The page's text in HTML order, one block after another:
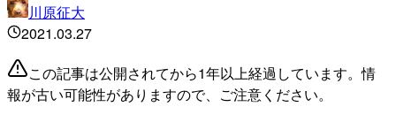
川原征大
2021.03.27
この記事は公開されてから1年以上経過しています。情
報が古い可能性がありますので、ご注意ください。